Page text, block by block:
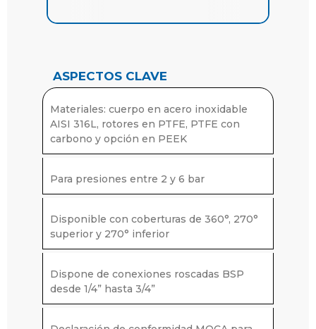
una solución muy eficiente para
eliminar restos de producto, líquidos
viscosos, espumas y residuos ligeros
adheridos a las paredes del depósito.
ASPECTOS CLAVE
Materiales: cuerpo en acero inoxidable
AISI 316L, rotores en PTFE, PTFE con
carbono y opción en PEEK
Para presiones entre 2 y 6 bar
Disponible con coberturas de 360°, 270°
superior y 270° inferior
Dispone de conexiones roscadas BSP
desde 1/4” hasta 3/4”